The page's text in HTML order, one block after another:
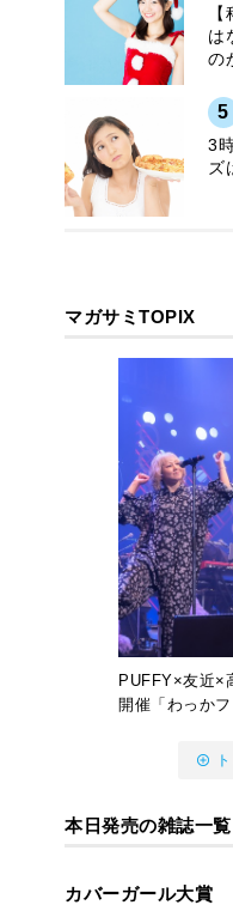
は
の
5
3
ズ
マガサミTOPIX
PUFFY×友近
開催「わっか
本日発売の雑誌一覧
カバーガール大賞